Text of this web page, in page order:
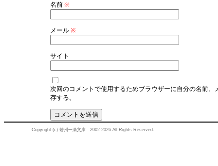
名前 ※
メール ※
サイト
次回のコメントで使用するためブラウザーに自分の名前、
存する。
Copyright (c) 若州一滴文庫 2002-2026 All Rights Reserved.